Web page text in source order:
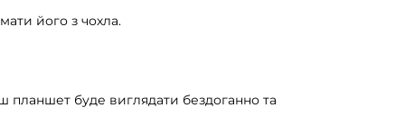
його з чохла.
планшет буде виглядати бездоганно та